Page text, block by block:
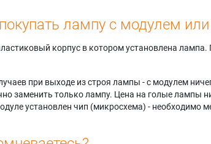
лампу с модулем или
корпус в котором установлена
при выходе из строя лампы - с модулем
заменить только лампу. Цена на голые лампы
установлен чип (микросхема) - необходимо